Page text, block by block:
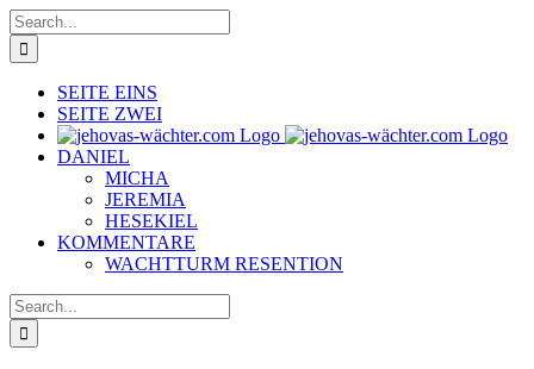
Skip
to
content
Search
for:
SEITE EINS
SEITE ZWEI
DANIEL
MICHA
JEREMIA
HESEKIEL
KOMMENTARE
WACHTTURM RESENTION
Search
for: